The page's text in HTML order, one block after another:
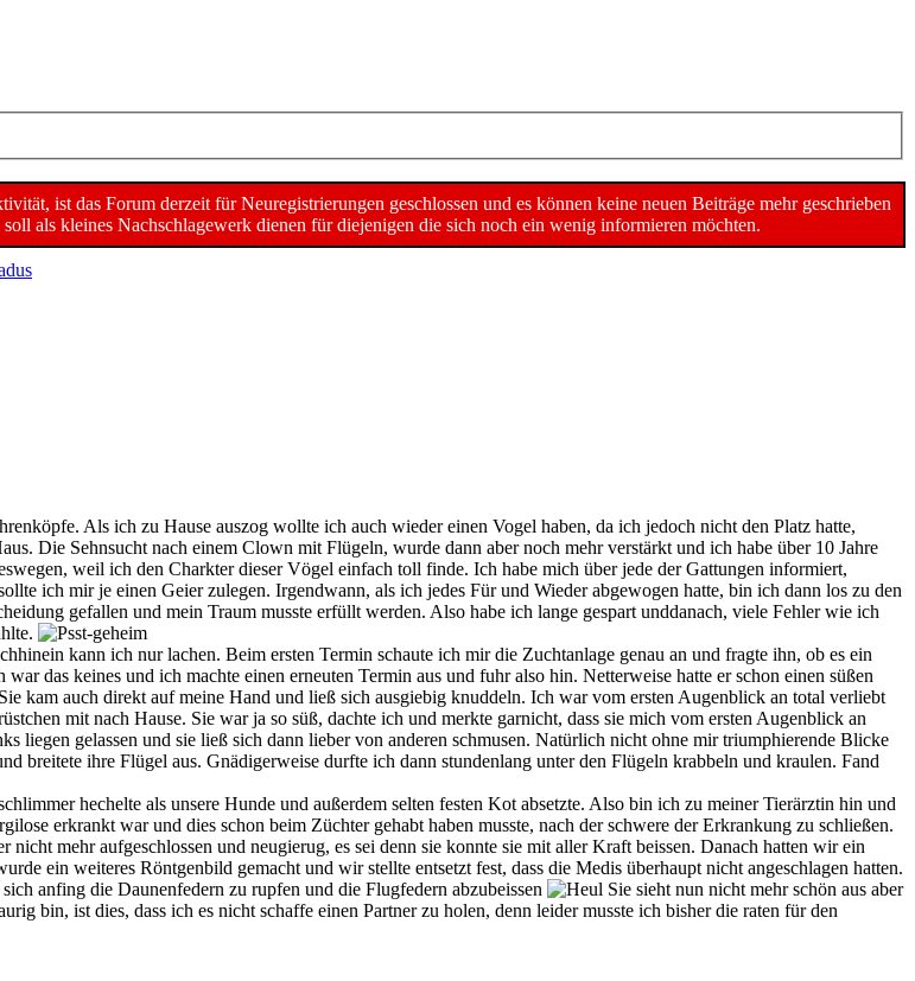
ist das Forum derzeit für Neuregistrierungen geschlossen und es können keine neuen Beiträge mehr geschrieben
als kleines Nachschlagewerk dienen für diejenigen die sich noch ein wenig informieren möchten.
Als ich zu Hause auszog wollte ich auch wieder einen Vogel haben, da ich jedoch nicht den Platz hatte,
Die Sehnsucht nach einem Clown mit Flügeln, wurde dann aber noch mehr verstärkt und ich habe über 10 Jahre
weil ich den Charkter dieser Vögel einfach toll finde. Ich habe mich über jede der Gattungen informiert,
ich mir je einen Geier zulegen. Irgendwann, als ich jedes Für und Wieder abgewogen hatte, bin ich dann los zu den
gefallen und mein Traum musste erfüllt werden. Also habe ich lange gespart unddanach, viele Fehler wie ich
kann ich nur lachen. Beim ersten Termin schaute ich mir die Zuchtanlage genau an und fragte ihn, ob es ein
das keines und ich machte einen erneuten Termin aus und fuhr also hin. Netterweise hatte er schon einen süßen
kam auch direkt auf meine Hand und ließ sich ausgiebig knuddeln. Ich war vom ersten Augenblick an total verliebt
mit nach Hause. Sie war ja so süß, dachte ich und merkte garnicht, dass sie mich vom ersten Augenblick an
liegen gelassen und sie ließ sich dann lieber von anderen schmusen. Natürlich nicht ohne mir triumphierende Blicke
breitete ihre Flügel aus. Gnädigerweise durfte ich dann stundenlang unter den Flügeln krabbeln und kraulen. Fand
hechelte als unsere Hunde und außerdem selten festen Kot absetzte. Also bin ich zu meiner Tierärztin hin und
erkrankt war und dies schon beim Züchter gehabt haben musste, nach der schwere der Erkrankung zu schließen.
mehr aufgeschlossen und neugierug, es sei denn sie konnte sie mit aller Kraft beissen. Danach hatten wir ein
ein weiteres Röntgenbild gemacht und wir stellte entsetzt fest, dass die Medis überhaupt nicht angeschlagen hatten.
anfing die Daunenfedern zu rupfen und die Flugfedern abzubeissen
Sie sieht nun nicht mehr schön aus aber
bin, ist dies, dass ich es nicht schaffe einen Partner zu holen, denn leider musste ich bisher die raten für den